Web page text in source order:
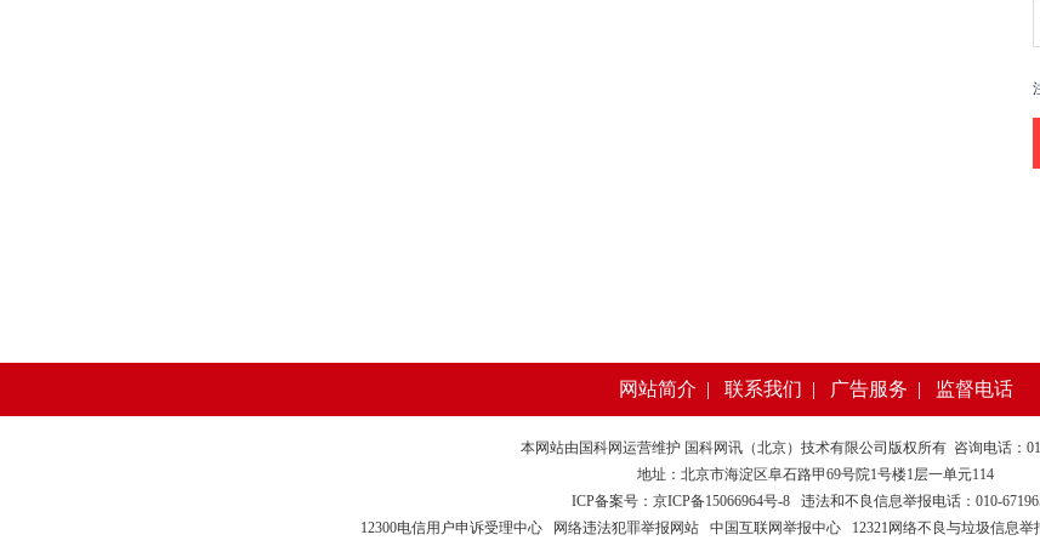
网站简介 | 联系我们 | 广告服务 | 监督电话
本网站由 国科网运营维护 国科网讯（北京）技术有限公司版权所有 咨询电话：
地址：北京市海淀区阜石路甲69号院1号楼1层一单元114
ICP备案号：京ICP备15066964号-8违法和不良信息举报电话：010-
12300电信用户申诉受理中心
网络违法犯罪举报网站 中国互联网举报中心 12321网络不良与垃圾信息举